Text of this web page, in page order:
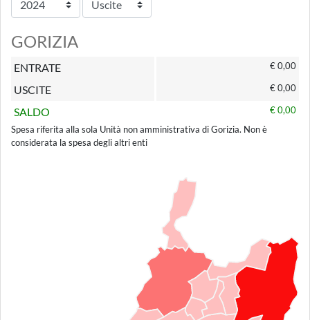
GORIZIA
ENTRATE € 0,00
USCITE € 0,00
SALDO
€ 0,00
Spesa riferita alla sola Unità non amministrativa di Gorizia. Non è
considerata la spesa degli altri enti